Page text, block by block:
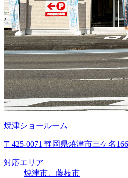
焼津ショールーム
〒425-0071 静岡県焼津市三ケ名
対応エリア
焼津市、藤枝市